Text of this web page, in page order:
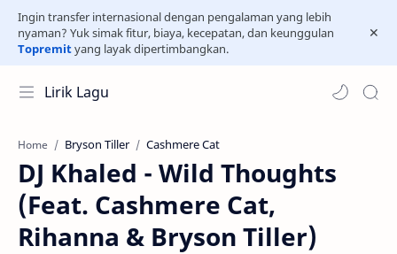
Ingin transfer internasional dengan pengalaman yang lebih
nyaman? Yuk simak fitur, biaya, kecepatan, dan keunggulan
Topremityang layak dipertimbangkan.
Lirik Lagu
Home Bryson Tiller Cashmere Cat
DJ Khaled - Wild Thoughts
(Feat. Cashmere Cat,
Rihanna & Bryson Tiller)